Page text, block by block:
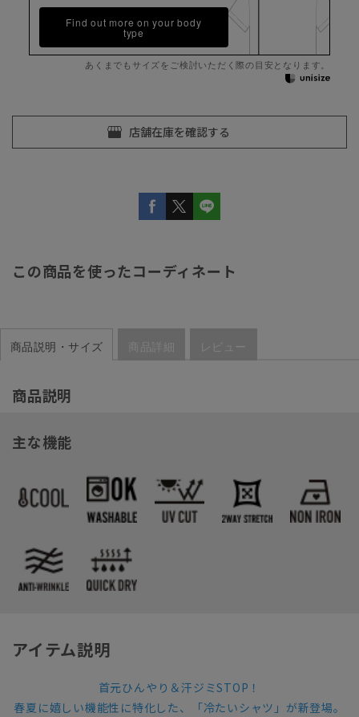
Find out more on your body
type
あくまでもサイズをご検討いただく際の目安となります。
この商品を使ったコーディネート
商品説明・サイズ 商品詳細 レビュー
商品説明
主な機能
アイテム説明
首元ひんやり＆汗ジミSTOP！
春夏に嬉しい機能性に特化した、「冷たいシャツ」が新登場。